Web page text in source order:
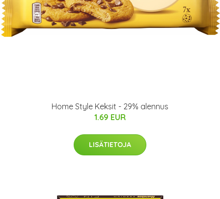
Home Style Keksit - 29% alennus
1.69 EUR
LISÄTIETOJA